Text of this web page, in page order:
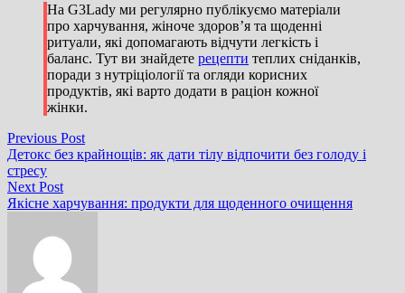
На G3Lady ми регулярно публікуємо матеріали
про харчування, жіноче здоров’я та щоденні
ритуали, які допомагають відчути легкість і
баланс. Тут ви знайдете рецепти теплих сніданків,
поради з нутріціології та огляди корисних
продуктів, які варто додати в раціон кожної
жінки.
Навігація
записів
Previous PostPrevious
post:
Детокс без крайнощів: як дати тілу відпочити без голоду і
стресу
Next PostNext
post:
Якісне харчування: продукти для щоденного очищення